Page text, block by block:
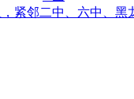
紧邻二中、六中、黑